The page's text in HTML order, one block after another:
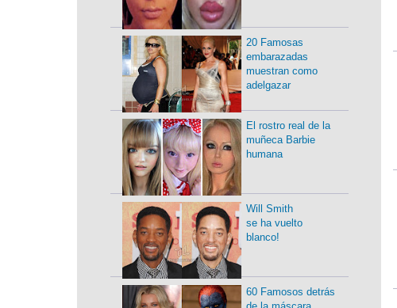
20 Famosas
embarazadas
muestran como
adelgazar
El rostro real de la
muñeca Barbie
humana
Will Smith
se ha vuelto
blanco!
60 Famosos detrás